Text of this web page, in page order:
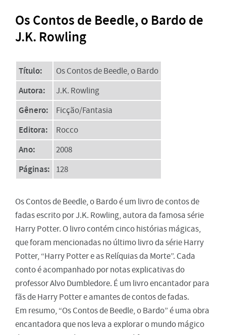
Os Contos de Beedle, o Bardo de
J.K. Rowling
Título: Os Contos de Beedle, o Bardo
Autora: J.K. Rowling
Gênero: Ficção/Fantasia
Editora: Rocco
Ano: 2008
Páginas: 128
Os Contos de Beedle, o Bardo é um livro de contos de
fadas escrito por J.K. Rowling, autora da famosa série
Harry Potter. O livro contém cinco histórias mágicas,
que foram mencionadas no último livro da série Harry
Potter, “Harry Potter e as Relíquias da Morte”. Cada
conto é acompanhado por notas explicativas do
professor Alvo Dumbledore. É um livro encantador para
fãs de Harry Potter e amantes de contos de fadas.
Em resumo, “Os Contos de Beedle, o Bardo” é uma obra
encantadora que nos leva a explorar o mundo mágico